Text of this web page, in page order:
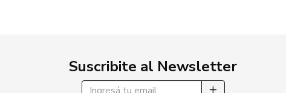
Suscribite al Newsletter